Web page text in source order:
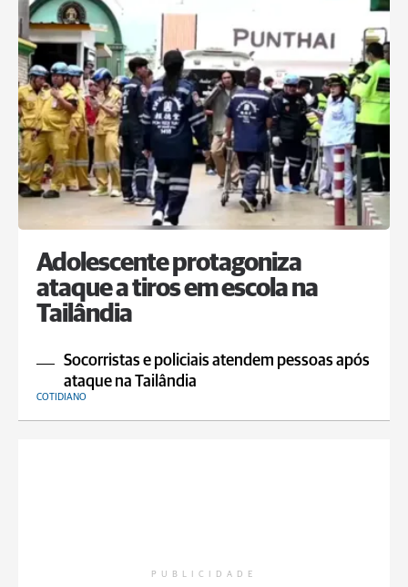
Adolescente protagoniza
ataque a tiros em escola na
Tailândia
Socorristas e policiais atendem pessoas após
ataque na Tailândia
COTIDIANO
PUBLICIDADE